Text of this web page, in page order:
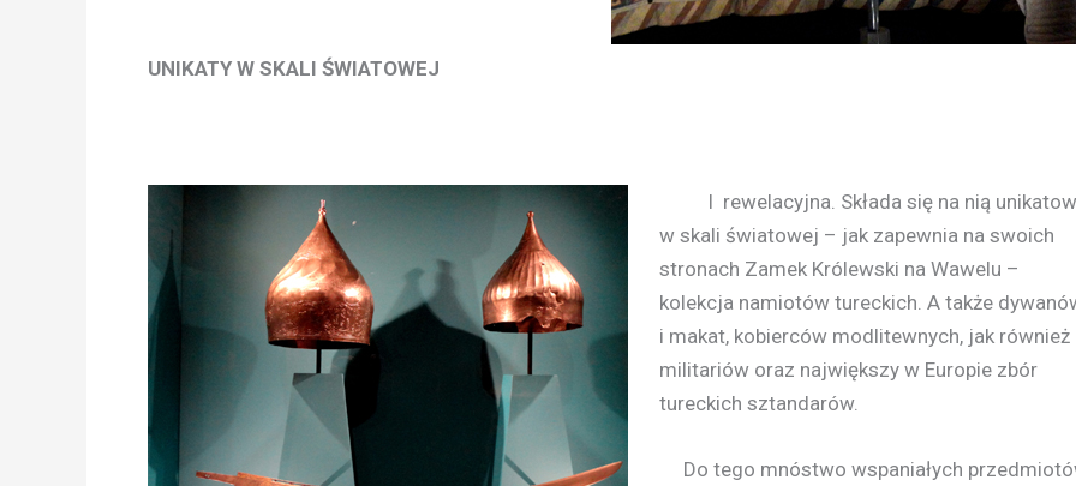
UNIKATY W SKALI ŚWIATOWEJ
I rewelacyjna. Składa się na nią
w skali światowej – jak zapewnia na swoich
stronach Zamek Królewski na Wawelu –
kolekcja namiotów tureckich. A także
i makat, kobierców modlitewnych, jak również
militariów oraz największy w Europie zbór
tureckich sztandarów.
Do tego mnóstwo wspaniałych